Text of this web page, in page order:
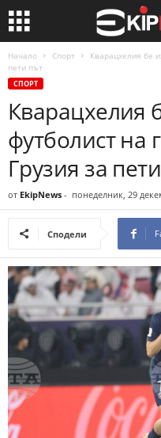
Начало Спорт
Кварацхелия бе
пети път
СПОРТ
Кварацхелия
футболист на
Грузия за
от EkipNews - понеделник, 29
Сподели